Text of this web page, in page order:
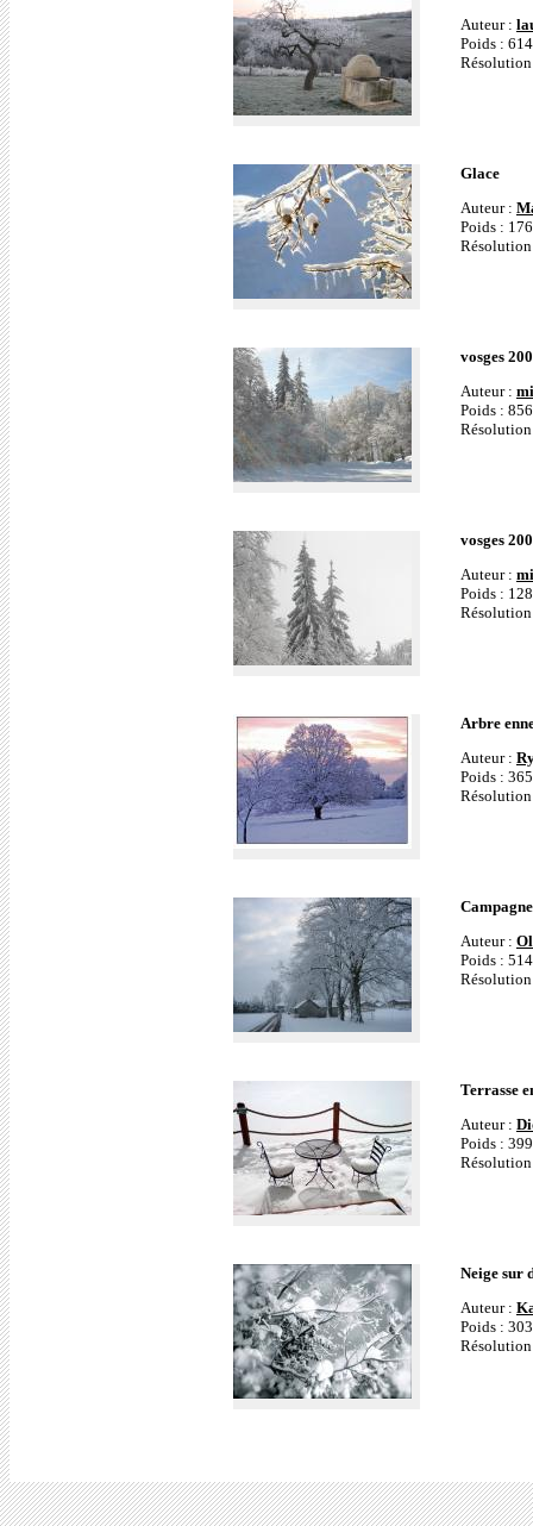
Auteur :
Poids :
Glace
Auteur :
Poids :
vosges
Auteur :
Poids :
vosges
Auteur :
Poids :
Arbre
Auteur :
Poids :
Auteur :
Poids :
Terrasse
Auteur :
Poids :
Neige sur
Auteur :
Poids :